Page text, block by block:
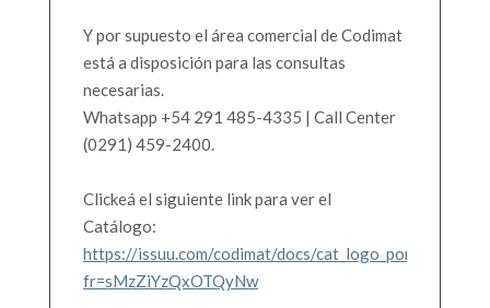
Y por supuesto el área comercial de Codimat
está a disposición para las consultas
necesarias.
Whatsapp +54 291 485-4335 | Call Center
(0291) 459-2400.
Clickeá el siguiente link para ver el
Catálogo:
https://issuu.com/codimat/docs/
fr=sMzZiYzQxOTQyNw